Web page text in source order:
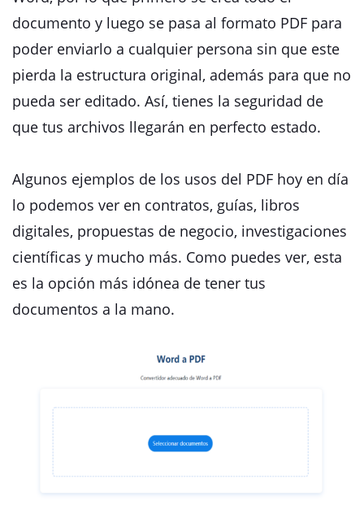
documento y luego se pasa al formato PDF para
poder enviarlo a cualquier persona sin que este
pierda la estructura original, además para que no
pueda ser editado. Así, tienes la seguridad de
que tus archivos llegarán en perfecto estado.
Algunos ejemplos de los usos del PDF hoy en día
lo podemos ver en contratos, guías, libros
digitales, propuestas de negocio, investigaciones
científicas y mucho más. Como puedes ver, esta
es la opción más idónea de tener tus
documentos a la mano.